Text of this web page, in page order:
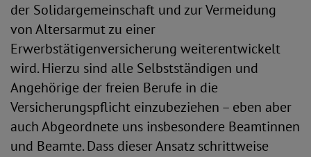
der Solidargemeinschaft und zur Vermeidung
von Altersarmut zu einer
Erwerbstätigenversicherung weiterentwickelt
wird. Hierzu sind alle Selbstständigen und
Angehörige der freien Berufe in die
Versicherungspflicht einzubeziehen – eben aber
auch Abgeordnete uns insbesondere Beamtinnen
und Beamte. Dass dieser Ansatz schrittweise